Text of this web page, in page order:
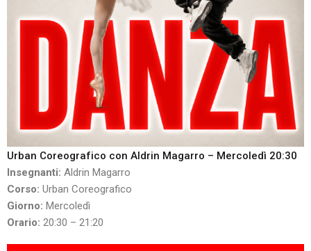
Urban Coreografico con Aldrin Magarro – Mercoledì 20:30
Insegnanti: Aldrin Magarro
Corso: Urban Coreografico
Giorno: Mercoledì
Orario: 20:30 – 21:20